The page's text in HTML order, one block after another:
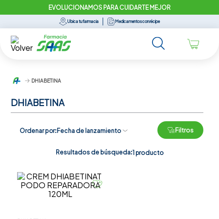
EVOLUCIONAMOS PARA CUIDARTE MEJOR
Ubica tu farmacia Medicamentos con récipe
DHIABETINA
DHIABETINA
Ordenar por Fecha de lanzamiento Filtros
Resultados de búsqueda:1 producto